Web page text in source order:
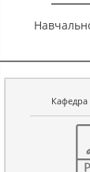
Кафедра